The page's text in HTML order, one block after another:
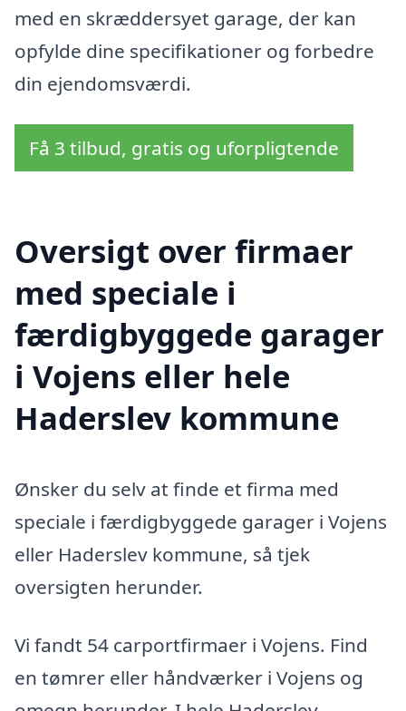
med en skræddersyet garage, der kan
opfylde dine specifikationer og forbedre
din ejendomsværdi.
Få 3 tilbud, gratis og uforpligtende
Oversigt over firmaer
med speciale i
færdigbyggede garager
i Vojens eller hele
Haderslev kommune
Ønsker du selv at finde et firma med
speciale i færdigbyggede garager i Vojens
eller Haderslev kommune, så tjek
oversigten herunder.
Vi fandt 54 carportfirmaer i Vojens. Find
en tømrer eller håndværker i Vojens og